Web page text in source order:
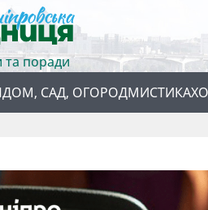
та поради
ДОМ, САД, ОГОРОДМИСТИКА